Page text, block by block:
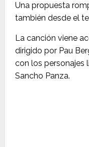
Una propuesta
también desde el
La canción viene
dirigido por Pau
con los personajes
Sancho Panza.